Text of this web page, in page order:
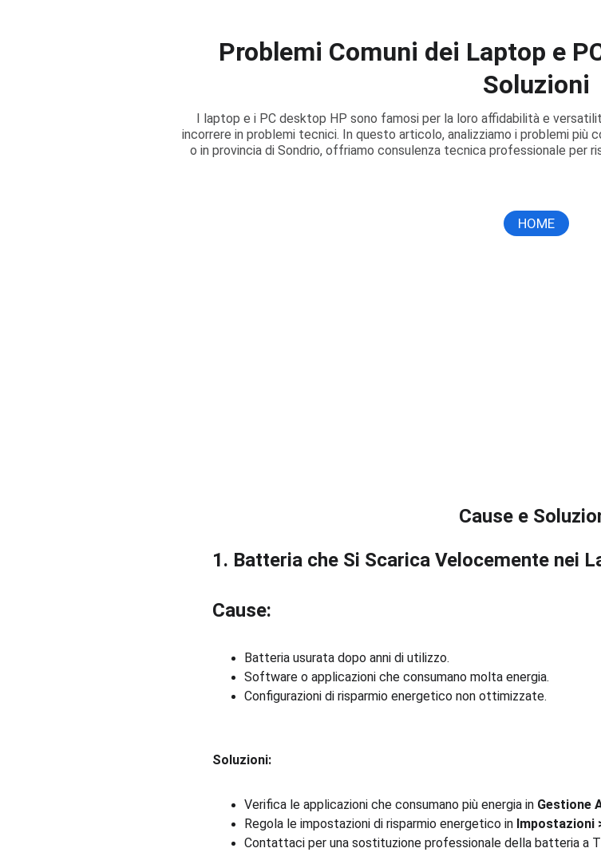
Problemi Comuni dei Laptop e
Soluzioni
I laptop e i PC desktop HP sono famosi per la loro affidabilità e
incorrere in problemi tecnici. In questo articolo, analizziamo i problemi più
o in provincia di Sondrio, offriamo consulenza tecnica professionale per
1. Batteria che Si Scarica Velocemente nei
Cause:
Batteria usurata dopo anni di utilizzo.
Software o applicazioni che consumano molta energia.
Configurazioni di risparmio energetico non ottimizzate.
Soluzioni:
Verifica le applicazioni che consumano più energia in Gestione
Regola le impostazioni di risparmio energetico in Impostazioni
Contattaci per una sostituzione professionale della batteria a
Cause e
HOME